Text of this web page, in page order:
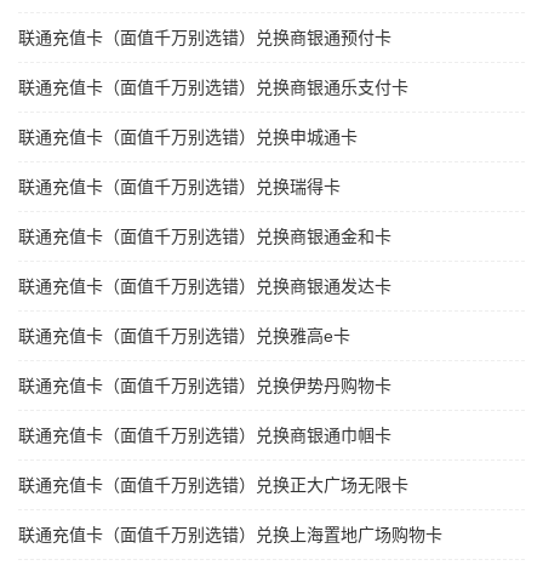
联通充值卡（面值千万别选错）兑换商银通预付卡
联通充值卡（面值千万别选错）兑换商银通乐支付卡
联通充值卡（面值千万别选错）兑换申城通卡
联通充值卡（面值千万别选错）兑换瑞得卡
联通充值卡（面值千万别选错）兑换商银通金和卡
联通充值卡（面值千万别选错）兑换商银通发达卡
联通充值卡（面值千万别选错）兑换雅高e卡
联通充值卡（面值千万别选错）兑换伊势丹购物卡
联通充值卡（面值千万别选错）兑换商银通巾帼卡
联通充值卡（面值千万别选错）兑换正大广场无限卡
联通充值卡（面值千万别选错）兑换上海置地广场购物卡